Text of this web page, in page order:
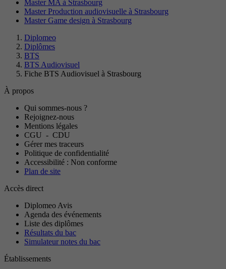
Master MA à Strasbourg
Master Production audiovisuelle à Strasbourg
Master Game design à Strasbourg
Diplomeo
Diplômes
BTS
BTS Audiovisuel
Fiche BTS Audiovisuel à Strasbourg
À propos
Qui sommes-nous ?
Rejoignez-nous
Mentions légales
CGU - CDU
Gérer mes traceurs
Politique de confidentialité
Accessibilité : Non conforme
Plan de site
Accès direct
Diplomeo Avis
Agenda des événements
Liste des diplômes
Résultats du bac
Simulateur notes du bac
Établissements